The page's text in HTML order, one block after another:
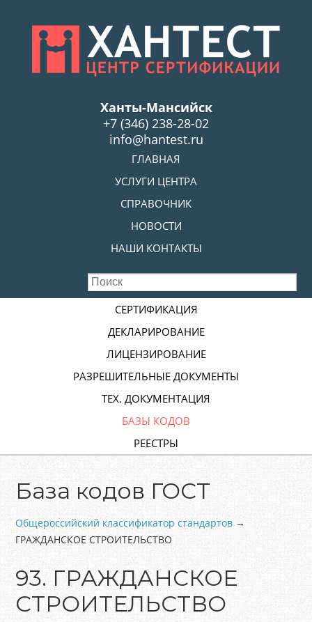
Ханты-Мансийск
+7 (346) 238-28-02
info@hantest.ru
ГЛАВНАЯ
УСЛУГИ ЦЕНТРА
СПРАВОЧНИК
НОВОСТИ
НАШИ КОНТАКТЫ
СЕРТИФИКАЦИЯ
ДЕКЛАРИРОВАНИЕ
ЛИЦЕНЗИРОВАНИЕ
РАЗРЕШИТЕЛЬНЫЕ ДОКУМЕНТЫ
ТЕХ. ДОКУМЕНТАЦИЯ
БАЗЫ КОДОВ
РЕЕСТРЫ
База кодов ГОСТ
Общероссийский классификатор стандартов →
ГРАЖДАНСКОЕ СТРОИТЕЛЬСТВО
93. ГРАЖДАНСКОЕ
СТРОИТЕЛЬСТВО